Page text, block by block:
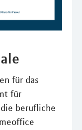
für das
für
berufliche